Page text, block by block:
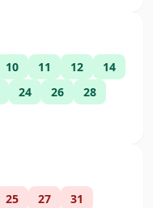
10 11 12
14
24 26
28
25 27 31